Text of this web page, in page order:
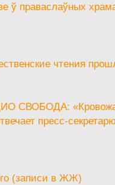
ў праваслаўных
чтения
СВОБОДА:
пресс-
(записи в ЖЖ)